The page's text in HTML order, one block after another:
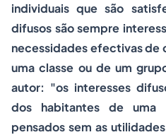
individuais que são
difusos são sempre
necessidades efectivas de
uma classe ou de um
autor: "os interesses
dos habitantes de uma
pensados sem as